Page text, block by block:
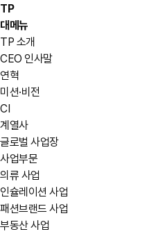
TP
대메뉴
TP 소개
CEO 인사말
연혁
미션·비전
CI
계열사
글로벌 사업장
사업부문
의류 사업
인슐레이션 사업
패션브랜드 사업
부동산 사업